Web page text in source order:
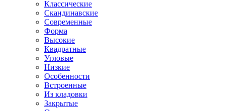
Классические
Скандинавские
Современные
Форма
Высокие
Квадратные
Угловые
Низкие
Особенности
Встроенные
Из кладовки
Закрытые